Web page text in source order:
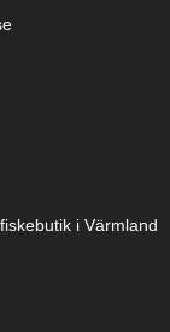
i Värmland